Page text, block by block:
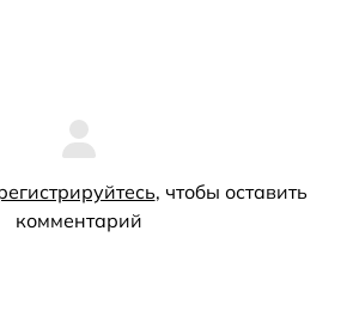
, чтобы оставить
комментарий